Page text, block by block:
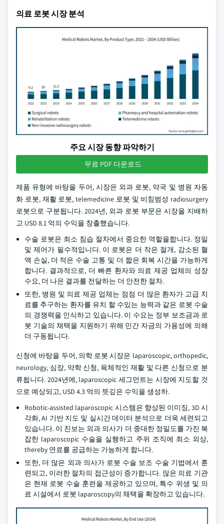
의료 로봇 시장 분석
주요 시장 동향 파악하기
무료 PDF 다운로드
제품 유형에 바탕을 두어, 시장은 외과 로봇, 약국 및 병원 자동
화 로봇, 재활 로봇, telemedicine 로봇 및 비침범성 radiosurgery
로봇으로 구분됩니다. 2024년, 외과 로봇 부문은 시장을 지배하
고 USD 8.1 억의 수익을 창출했습니다.
수술 로봇은 최소 침습 절차에서 중요한 역할을합니다. 정밀
및 제어가 필수적입니다. 이 로봇은 더 작은 절개, 감소된 혈
액 손실, 더 적은 수술 고통 및 더 짧은 회복 시간을 가능하게
합니다. 결과적으로, 더 빠른 환자와 의료 제공 업체의 성장
수요, 더 나은 결과를 전달하는 더 안전한 절차.
또한, 병원 및 의료 제공 업체는 점점 더 많은 환자가 고급 치
료를 추구하는 환자를 유치 할 수있는 능력과 같은 로봇 수술
의 경쟁력을 인식하고 있습니다. 이 수요는 정부 보조금과 로
봇 기술의 채택을 지원하기 위해 민간 자금의 가용성에 의해
더 구동됩니다.
신청에 바탕을 두어, 의학 로봇 시장은 laparoscopic, orthopedic,
neurology, 심장, 약학 신청, 육체적인 재활 및 다른 신청으로 분
류됩니다. 2024년에, laparoscopic 세그먼트는 시장에 지도할 것
으로 예상되고, USD 4.3 억의 뜻깊은 수익을 생성하.
Robotic-assisted laparoscopic 시스템은 향상된 이미징, 3D 시
각화, AI 기반 지도 및 실시간 데이터 분석으로 더욱 세련되고
있습니다. 이 진보는 외과 의사가 더 중대한 정밀도를 가진 복
잡한 laparoscopic 수술을 실행하고 주위 조직에 최소 외상,
thereby 연료를 공급하는 가능하게 합니다.
또한, 더 많은 외과 의사가 로봇 수술 보조 수술 기법에서 훈
련되고, 이러한 절차의 접근성이 증가합니다. 많은 의료 기관
은 현재 로봇 수술 훈련을 제공하고 있으며, 특수 위생 및 의
료 시설에서 로봇 laparoscopy의 채택을 확장하고 있습니다.